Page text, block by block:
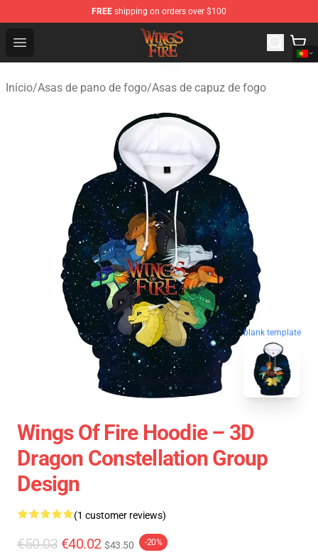
FREE shipping on orders over $100
Open menu
Wings of Fire Shop - Official Wings of Fire Merchandise
Início/Asas de pano de fogo/Asas de capuz de fogo
blank template
Wings Of Fire Hoodie – 3D
Dragon Constellation Group
Design
(1 customer reviews)
€50.03 €40.02 $43.50 -20%